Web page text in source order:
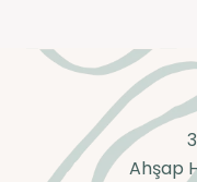
Ahşap